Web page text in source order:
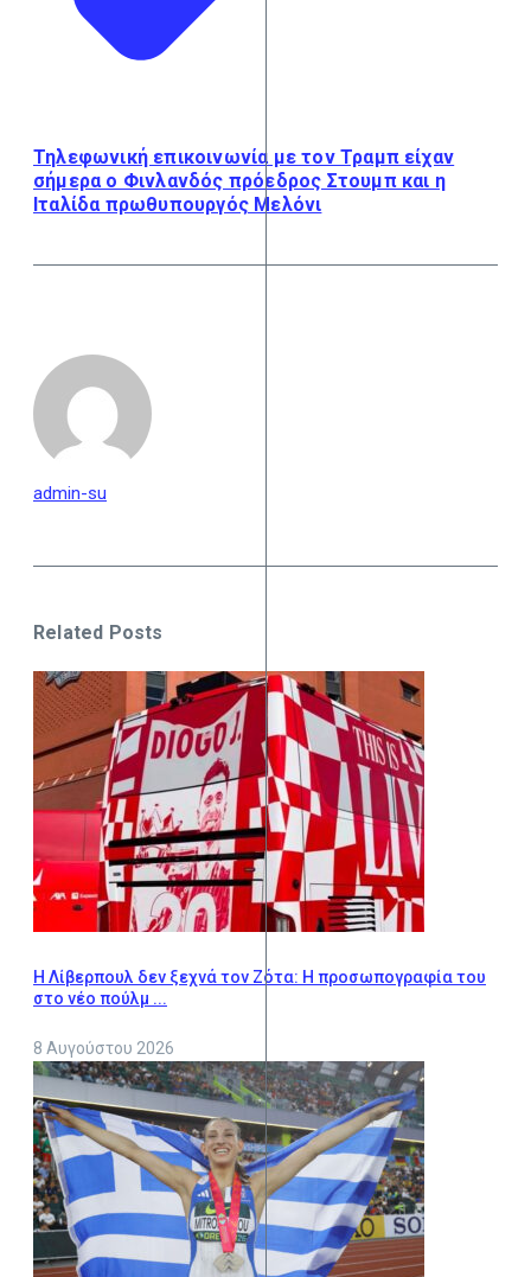
Τηλεφωνική επικοινωνία με τον Τραμπ είχαν
σήμερα ο Φινλανδός πρόεδρος Στουμπ και η
Ιταλίδα πρωθυπουργός Μελόνι
admin-su
Related Posts
Η Λίβερπουλ δεν ξεχνά τον Ζότα: Η προσωπογραφία του
στο νέο πούλμ ...
8 Αυγούστου 2026